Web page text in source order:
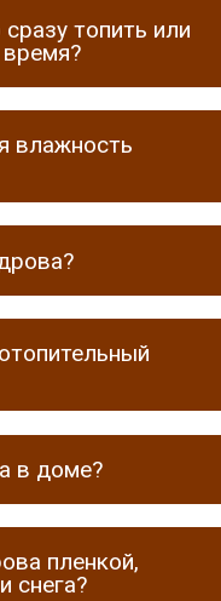
топить или
влажность
в доме?
пленкой,
снега?